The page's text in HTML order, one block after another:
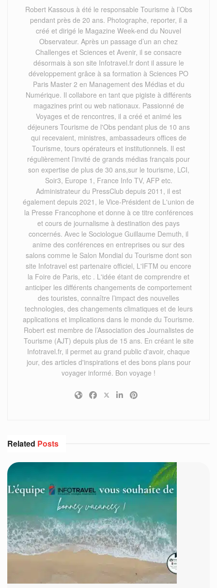
Robert Kassous à été le responsable Tourisme à l’Obs
pendant près de 20 ans. Photographe, reporter, il a
créé et dirigé le Magazine Week-end du Nouvel
Observateur. Après un passage d’un an chez
Challenges et Sciences et Avenir, il se consacre
désormais à son site Infotravel.fr dont il assure le
développement grâce à sa formation à Sciences PO
Paris Master 2 en Management des Médias et du
Numérique. Il collabore en tant que pigiste à différents
magazines print ou web nationaux. Passionné de
Voyages et de rencontres, il a créé et animé les
déjeuners Tourisme de l'Obs pendant plus de 10 ans
qui recevaient, ministres, ambassadeurs offices de
Tourisme, tours opérateurs et institutionnels. Il est
régulièrement l’invité de grands médias français pour
son expertise de plus de 30 ans,sur le tourisme, LCI,
Soir3, Europe 1, France Info TV, AFP etc.
Administrateur du PressClub depuis 2011, il est
également depuis 2021, le Vice-Président de L'union de
la Presse Francophone et donne à ce titre conférences
et cours de journalisme à destination des pays
concernés. Avec le Sociologue Guillaume Demuth, il
anime des conférences en entreprises ou sur des
salons comme le Salon Mondial du Tourisme dont son
site Infotravel est partenaire officiel, L'IFTM ou encore
la Foire de Paris, etc . L'idée étant de comprendre et
anticiper les différents changements de comportement
des touristes, connaître l’impact des nouvelles
technologies, des changements climatiques et de leurs
applications et implications dans le monde du Tourisme.
Robert est membre de l’Association des Journalistes de
Tourisme (AJT) depuis plus de 15 ans. En créant le site
Infotravel.fr, il permet au grand public d'avoir, chaque
jour, des articles d'inspirations et des bons plans pour
voyager informé. Bon voyage !
Related Posts